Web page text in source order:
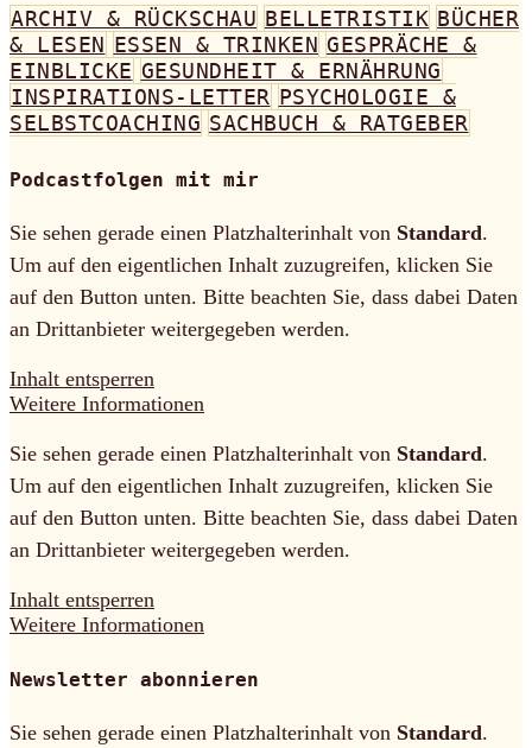
ARCHIV & RÜCKSCHAU BELLETRISTIK BÜCHER
& LESEN ESSEN & TRINKEN GESPRÄCHE &
EINBLICKE GESUNDHEIT & ERNÄHRUNG
INSPIRATIONS-LETTER PSYCHOLOGIE &
SELBSTCOACHING SACHBUCH & RATGEBER
Podcastfolgen mit mir
Sie sehen gerade einen Platzhalterinhalt von Standard.
Um auf den eigentlichen Inhalt zuzugreifen, klicken Sie
auf den Button unten. Bitte beachten Sie, dass dabei Daten
an Drittanbieter weitergegeben werden.
Inhalt entsperren
Weitere Informationen
Sie sehen gerade einen Platzhalterinhalt von Standard.
Um auf den eigentlichen Inhalt zuzugreifen, klicken Sie
auf den Button unten. Bitte beachten Sie, dass dabei Daten
an Drittanbieter weitergegeben werden.
Inhalt entsperren
Weitere Informationen
Newsletter abonnieren
Sie sehen gerade einen Platzhalterinhalt von Standard.